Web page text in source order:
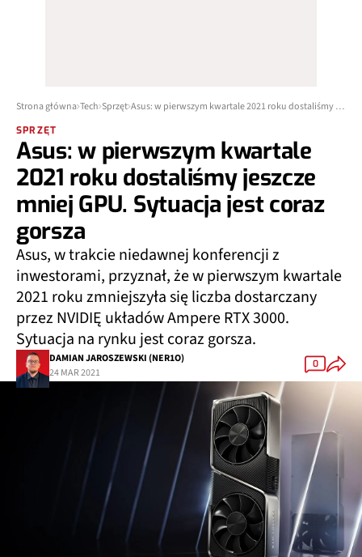
Strona główna Tech Sprzęt Asus: w pierwszym kwartale 2021 roku dostaliśmy jeszcze mniej GPU. Sytuacja jest coraz gorsza
SPRZĘT
Asus: w pierwszym kwartale
2021 roku dostaliśmy jeszcze
mniej GPU. Sytuacja jest coraz
gorsza
Asus, w trakcie niedawnej konferencji z
inwestorami, przyznał, że w pierwszym kwartale
2021 roku zmniejszyła się liczba dostarczany
przez NVIDIĘ układów Ampere RTX 3000.
Sytuacja na rynku jest coraz gorsza.
DAMIAN JAROSZEWSKI (NER1O)
24 MAR 2021
0